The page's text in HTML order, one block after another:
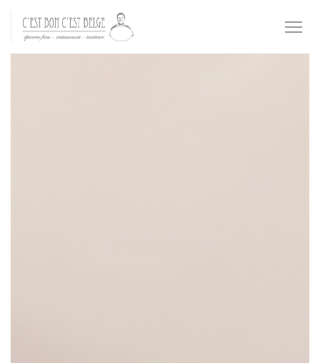
クッキー利用の管理について